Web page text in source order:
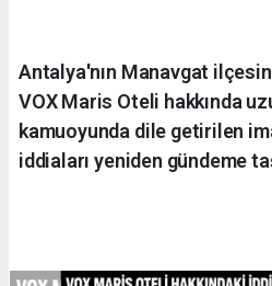
Antalya'nın Manavgat
VOX Maris Oteli hakkında
kamuoyunda dile getirilen
iddiaları yeniden gündeme